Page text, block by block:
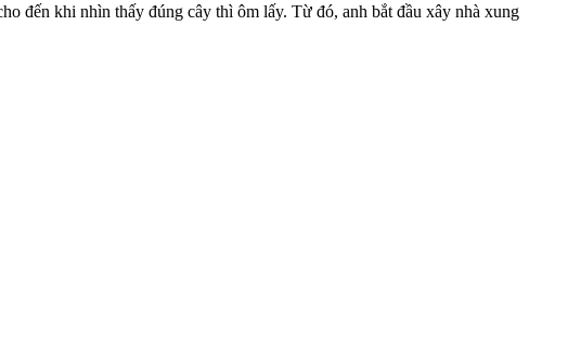
đến khi nhìn thấy đúng cây thì ôm lấy. Từ đó, anh bắt đầu xây nhà xung